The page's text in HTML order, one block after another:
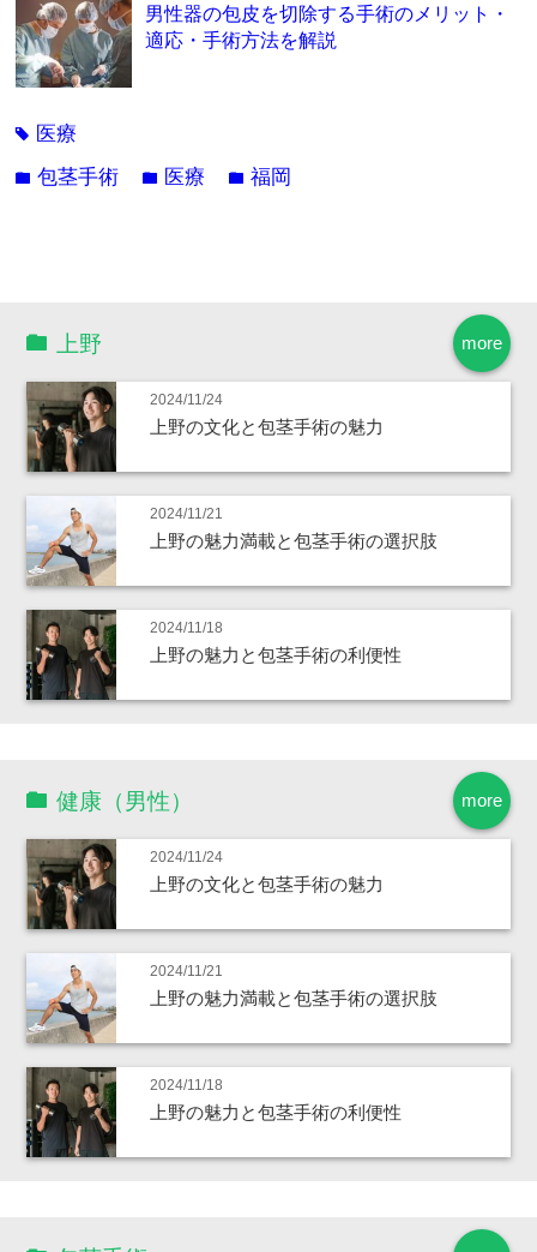
男性器の包皮を切除する手術のメリット・
適応・手術方法を解説
tag 医療
folder包茎手術 folder 医療 folder福岡
more
上野
2024/11/24
上野の文化と包茎手術の魅力
2024/11/21
上野の魅力満載と包茎手術の選択肢
2024/11/18
上野の魅力と包茎手術の利便性
more
健康（男性）
2024/11/24
上野の文化と包茎手術の魅力
2024/11/21
上野の魅力満載と包茎手術の選択肢
2024/11/18
上野の魅力と包茎手術の利便性